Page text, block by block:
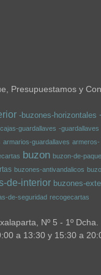
Presupuestamos y
-buzones-horizontales
guardallaves -guardallaves
armarios-guardallaves armeros-
buzon buzon-de-
buzones-antivandalicos
de-interior buzones-
de-seguridad recogecartas
Nº 5 - 1º
a 13:30 y 15:30 a